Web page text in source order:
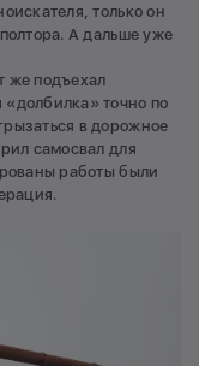
только он
А дальше уже
же подъехал
точно по
в дорожное
самосвал для
работы были